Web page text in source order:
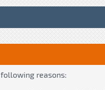
reasons: